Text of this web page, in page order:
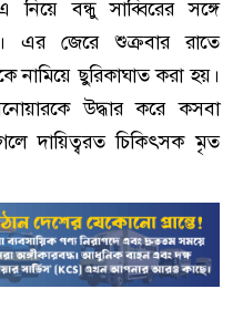
বন্ধু সাব্বিরের সঙ্গে
এর জেরে শুক্রবার রাতে
ছুরিকাঘাত করা হয়।
উদ্ধার করে কসবা
দায়িত্বরত চিকিৎসক মৃত